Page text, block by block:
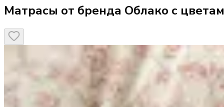
Матрасы от бренда Облако с